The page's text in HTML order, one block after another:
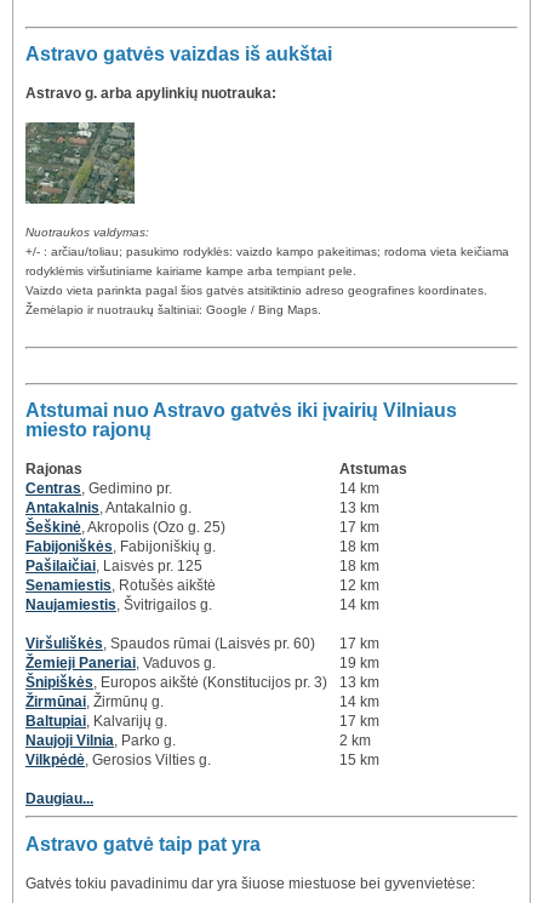
Astravo gatvės vaizdas iš aukštai
Astravo g. arba apylinkių nuotrauka:
Nuotraukos valdymas:
+/- : arčiau/toliau; pasukimo rodyklės: vaizdo kampo pakeitimas; rodoma vieta keičiama
rodyklėmis viršutiniame kairiame kampe arba tempiant pele.
Vaizdo vieta parinkta pagal šios gatvės atsitiktinio adreso geografines koordinates.
Žemėlapio ir nuotraukų šaltiniai: Google / Bing Maps.
Atstumai nuo Astravo gatvės iki įvairių Vilniaus
miesto rajonų
Rajonas
Atstumas
Centras, Gedimino pr.
14 km
Antakalnis, Antakalnio g.
13 km
Šeškinė, Akropolis (Ozo g. 25)
17 km
Fabijoniškės, Fabijoniškių g.
18 km
Pašilaičiai, Laisvės pr. 125
18 km
Senamiestis, Rotušės aikštė
12 km
Naujamiestis, Švitrigailos g. 14 km
Viršuliškės, Spaudos rūmai (Laisvės pr. 60)
17 km
Žemieji Paneriai, Vaduvos g.
19 km
Šnipiškės, Europos aikštė (Konstitucijos pr. 3)
13 km
Žirmūnai, Žirmūnų g.
14 km
Baltupiai, Kalvarijų g.
17 km
Naujoji Vilnia, Parko g.
2 km
Vilkpėdė, Gerosios Vilties g. 15 km
Daugiau...
Astravo gatvė taip pat yra
Gatvės tokiu pavadinimu dar yra šiuose miestuose bei gyvenvietėse: